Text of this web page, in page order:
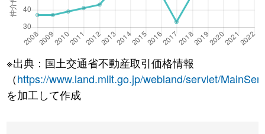
※出典：国土交通省不動産取引価格情報
（https://www.land.mlit.go.jp/webland/servlet/
を加工して作成